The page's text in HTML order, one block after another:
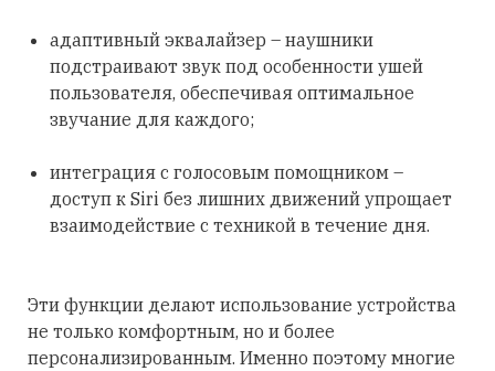
адаптивный эквалайзер – наушники
подстраивают звук под особенности ушей
пользователя, обеспечивая оптимальное
звучание для каждого;
интеграция с голосовым помощником –
доступ к Siri без лишних движений упрощает
взаимодействие с техникой в течение дня.
Эти функции делают использование устройства
не только комфортным, но и более
персонализированным. Именно поэтому многие